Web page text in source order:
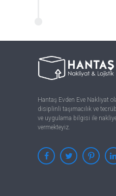
Hantaş Evden Eve Nakliyat
disiplinli taşımacılık ve
ve uygulama bilgisi ile
vermekteyiz.